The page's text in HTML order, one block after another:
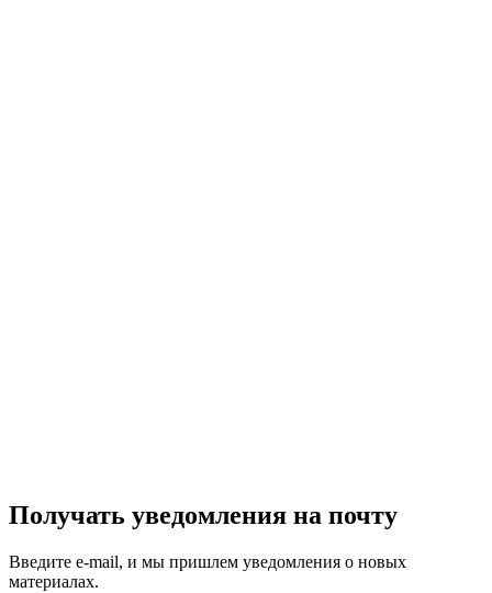
Получать уведомления на почту
Введите e-mail, и мы пришлем уведомления о новых
материалах.